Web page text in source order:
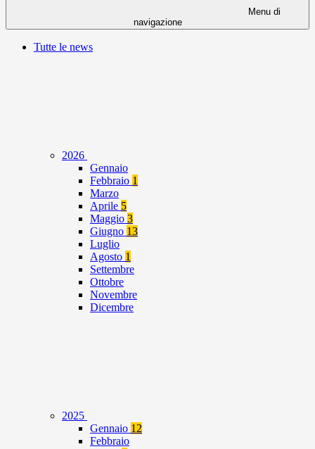
Menu di
navigazione
Tutte le news
2026
Gennaio
Febbraio 1
Marzo
Aprile 5
Maggio 3
Giugno 13
Luglio
Agosto 1
Settembre
Ottobre
Novembre
Dicembre
2025
Gennaio 12
Febbraio